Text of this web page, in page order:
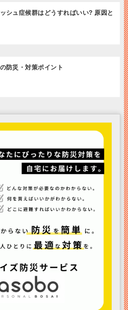
シュ症候群はどうすればいい? 原因と
防災・対策ポイント